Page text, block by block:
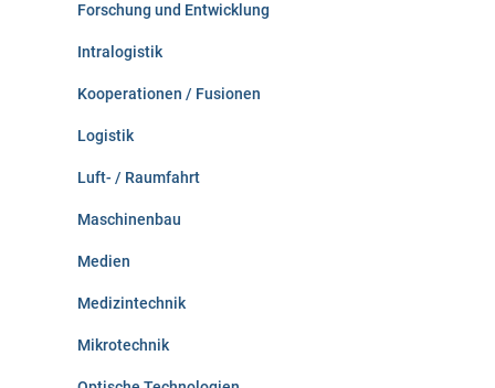
Forschung und Entwicklung
Intralogistik
Kooperationen / Fusionen
Logistik
Luft- / Raumfahrt
Maschinenbau
Medien
Medizintechnik
Mikrotechnik